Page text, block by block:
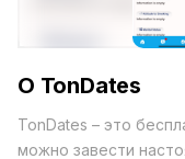
О TonDates
TonDates – это
можно завести